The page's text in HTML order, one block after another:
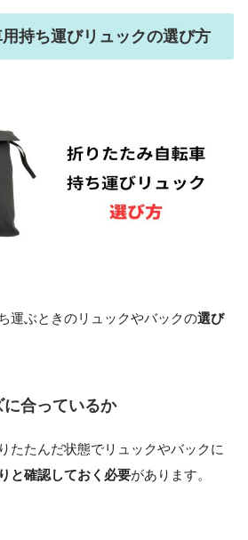
持ち運びリュックの選び方
運ぶときのリュックやバックの選び
に合っているか
たたんだ状態でリュックやバックに
と確認しておく必要があります。